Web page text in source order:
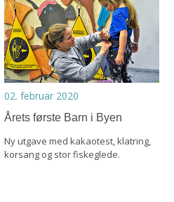
02. februar 2020
Årets første Barn i Byen
Ny utgave med kakaotest, klatring,
korsang og stor fiskeglede.